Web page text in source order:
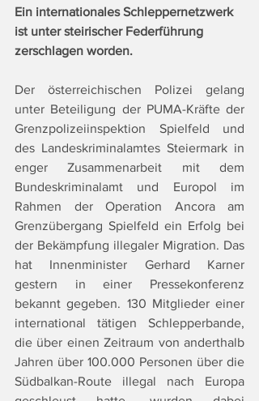
Ein internationales Schleppernetzwerk
ist unter steirischer Federführung
zerschlagen worden.
Der österreichischen Polizei gelang
unter Beteiligung der PUMA-Kräfte der
Grenzpolizeiinspektion Spielfeld und
des Landeskriminalamtes Steiermark in
enger Zusammenarbeit mit dem
Bundeskriminalamt und Europol im
Rahmen der Operation Ancora am
Grenzübergang Spielfeld ein Erfolg bei
der Bekämpfung illegaler Migration. Das
hat Innenminister Gerhard Karner
gestern in einer Pressekonferenz
bekannt gegeben. 130 Mitglieder einer
international tätigen Schlepperbande,
die über einen Zeitraum von anderthalb
Jahren über 100.000 Personen über die
Südbalkan-Route illegal nach Europa